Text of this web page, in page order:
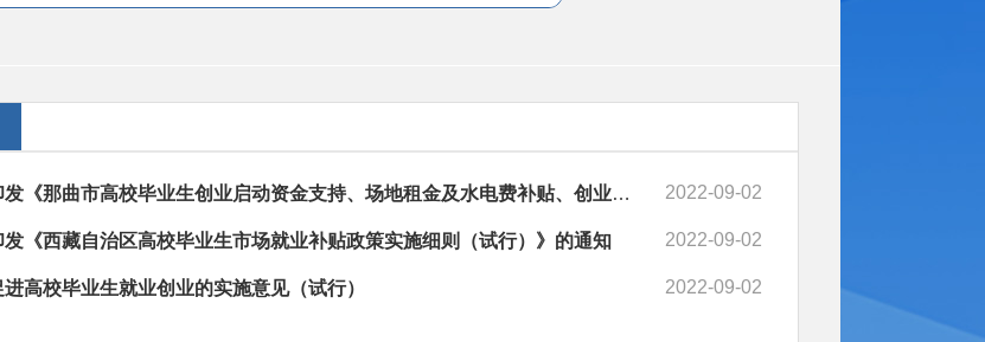
关于印发《那曲市高校毕业生创业启动资金支持、场地租金及水电费补贴、创业奖励补贴、市场就业补贴实施细则（试行）》的通知 2022-09-02
发《西藏自治区高校毕业生市场就业补贴政策实施细则（试行）》的通知 2022-09-02
进高校毕业生就业创业的实施意见（试行） 2022-09-02